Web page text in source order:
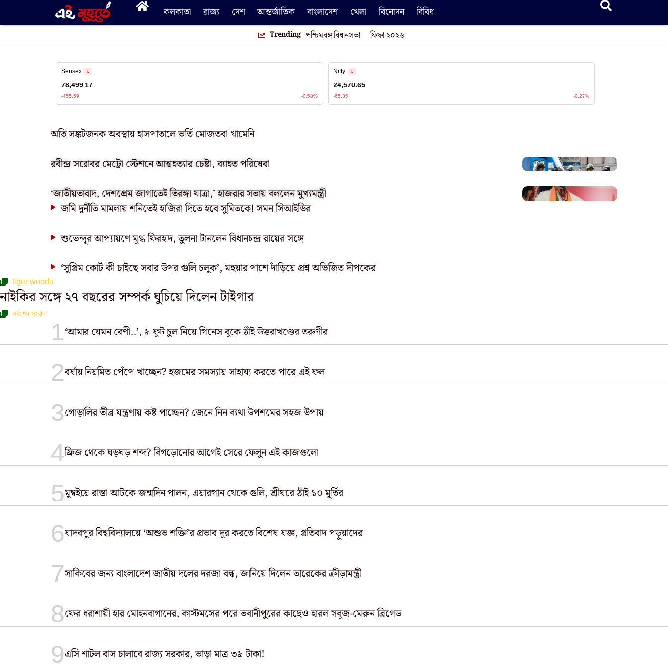
কলকাতা রাজ্য দেশ আন্তর্জাতিক বাংলাদেশ খেলা বিনোদন বিবিধ
Trending পশ্চিমবঙ্গ বিধানসভা ফিফা ২০২৬
অতি সঙ্কটজনক অবস্থায় হাসপাতালে ভর্তি মোজতবা খামেনি
রবীন্দ্র সরোবর মেট্রো স্টেশনে আত্মহত্যার চেষ্টা, ব্যাহত পরিষেবা
‘জাতীয়তাবাদ, দেশপ্রেম জাগাতেই তিরঙ্গা যাত্রা,’ হাজরার সভায় বললেন মুখ্যমন্ত্রী
জমি দুর্নীতি মামলায় শনিতেই হাজিরা দিতে হবে সুমিতকে! সমন সিআইডির
শুভেন্দুর আপ্যায়ণে মুগ্ধ ফিরহাদ, তুলনা টানলেন বিধানচন্দ্র রায়ের সঙ্গে
‘সুপ্রিম কোর্ট কী চাইছে সবার উপর গুলি চলুক’, মহুয়ার পাশে দাঁড়িয়ে প্রশ্ন অভিজিত দীপকের
tiger woods
নাইকির সঙ্গে ২৭ বছরের সম্পর্ক ঘুচিয়ে দিলেন টাইগার
সর্বশেষ সংবাদ
‘আমার যেমন বেণী..’, ৯ ফুট চুল নিয়ে গিনেস বুকে ঠাঁই উত্তরাখণ্ডের তরুণীর
বর্ষায় নিয়মিত পেঁপে খাচ্ছেন? হজমের সমস্যায় সাহায্য করতে পারে এই ফল
গোড়ালির তীব্র যন্ত্রণায় কষ্ট পাচ্ছেন? জেনে নিন ব্যথা উপশমের সহজ উপায়
ফ্রিজ থেকে ঘড়ঘড় শব্দ? বিগড়োনোর আগেই সেরে ফেলুন এই কাজগুলো
মুম্বইয়ে রাস্তা আটকে জন্মদিন পালন, এয়ারগান থেকে গুলি, শ্রীঘরে ঠাঁই ১০ মূর্তির
যাদবপুর বিশ্ববিদ্যালয়ে ‘অশুভ শক্তি’র প্রভাব দূর করতে বিশেষ যজ্ঞ, প্রতিবাদ পড়ুয়াদের
সাকিবের জন্য বাংলাদেশ জাতীয় দলের দরজা বন্ধ, জানিয়ে দিলেন তারেকের ক্রীড়ামন্ত্রী
ফের ধরাশায়ী হার মোহনবাগানের, কাস্টমসের পরে ভবানীপুরের কাছেও হারল সবুজ-মেরুন ব্রিগেড
এসি শাটল বাস চালাবে রাজ্য সরকার, ভাড়া মাত্র ৩৯ টাকা!